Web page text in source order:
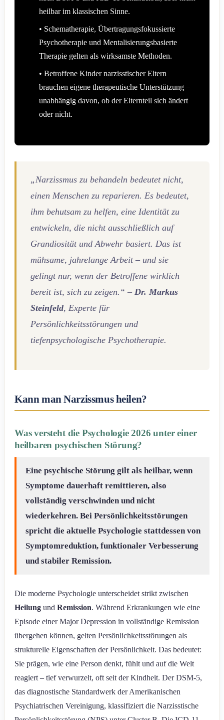
heilbar im klassischen Sinne.
• Schematherapie, Übertragungsfokussierte
Psychotherapie und Mentalisierungsbasierte
Therapie gelten als wirksamste Methoden.
• Betroffene Kinder narzisstischer Eltern
brauchen eigene therapeutische Unterstützung –
unabhängig davon, ob der Elternteil sich ändert
oder nicht.
„Narzissmus zu behandeln bedeutet nicht,
einen Menschen zu reparieren. Es bedeutet,
ihm behutsam zu helfen, eine Identität zu
entwickeln, die nicht ausschließlich auf
Grandiosität und Abwehr basiert. Das ist
mühsame, jahrelange Arbeit – und sie
gelingt nur, wenn der Betroffene wirklich
bereit ist, sich zu zeigen.“ – Dr. Markus
Steinfeld, Experte für
Persönlichkeitsstörungen und
tiefenpsychologische Psychotherapie.
Kann man Narzissmus heilen?
Was versteht die Psychologie 2026 unter einer
heilbaren psychischen Störung?
Eine psychische Störung gilt als heilbar, wenn
Symptome dauerhaft remittieren, also
vollständig verschwinden und nicht
wiederkehren. Bei Persönlichkeitsstörungen
spricht die aktuelle Psychologie stattdessen von
Symptomreduktion, funktionaler Verbesserung
und stabiler Remission.
Die moderne Psychologie unterscheidet strikt zwischen
Heilung und Remission. Während Erkrankungen wie eine
Episode einer Major Depression in vollständige Remission
übergehen können, gelten Persönlichkeitsstörungen als
strukturelle Eigenschaften der Persönlichkeit. Das bedeutet:
Sie prägen, wie eine Person denkt, fühlt und auf die Welt
reagiert – tief verwurzelt, oft seit der Kindheit. Der DSM-5,
das diagnostische Standardwerk der Amerikanischen
Psychiatrischen Vereinigung, klassifiziert die Narzisstische